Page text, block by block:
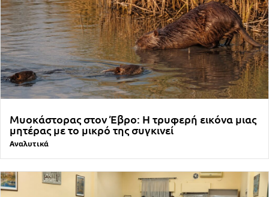
Μυοκάστορας στον Έβρο: Η τρυφερή εικόνα μιας
μητέρας με το μικρό της συγκινεί
Αναλυτικά